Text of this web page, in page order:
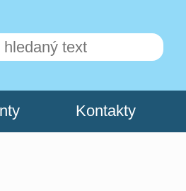
Kontakty